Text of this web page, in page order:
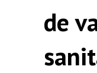
de